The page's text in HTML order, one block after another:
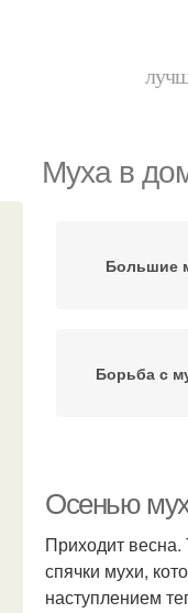
Муха в
Большие
Борьба с
Насекомые
Осенью
Приходит
спячки мухи,
наступлением